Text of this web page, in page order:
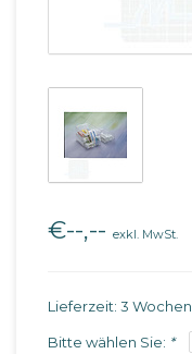
€--,-- exkl. MwSt.
Lieferzeit: 3 Wochen
Bitte wählen Sie: *